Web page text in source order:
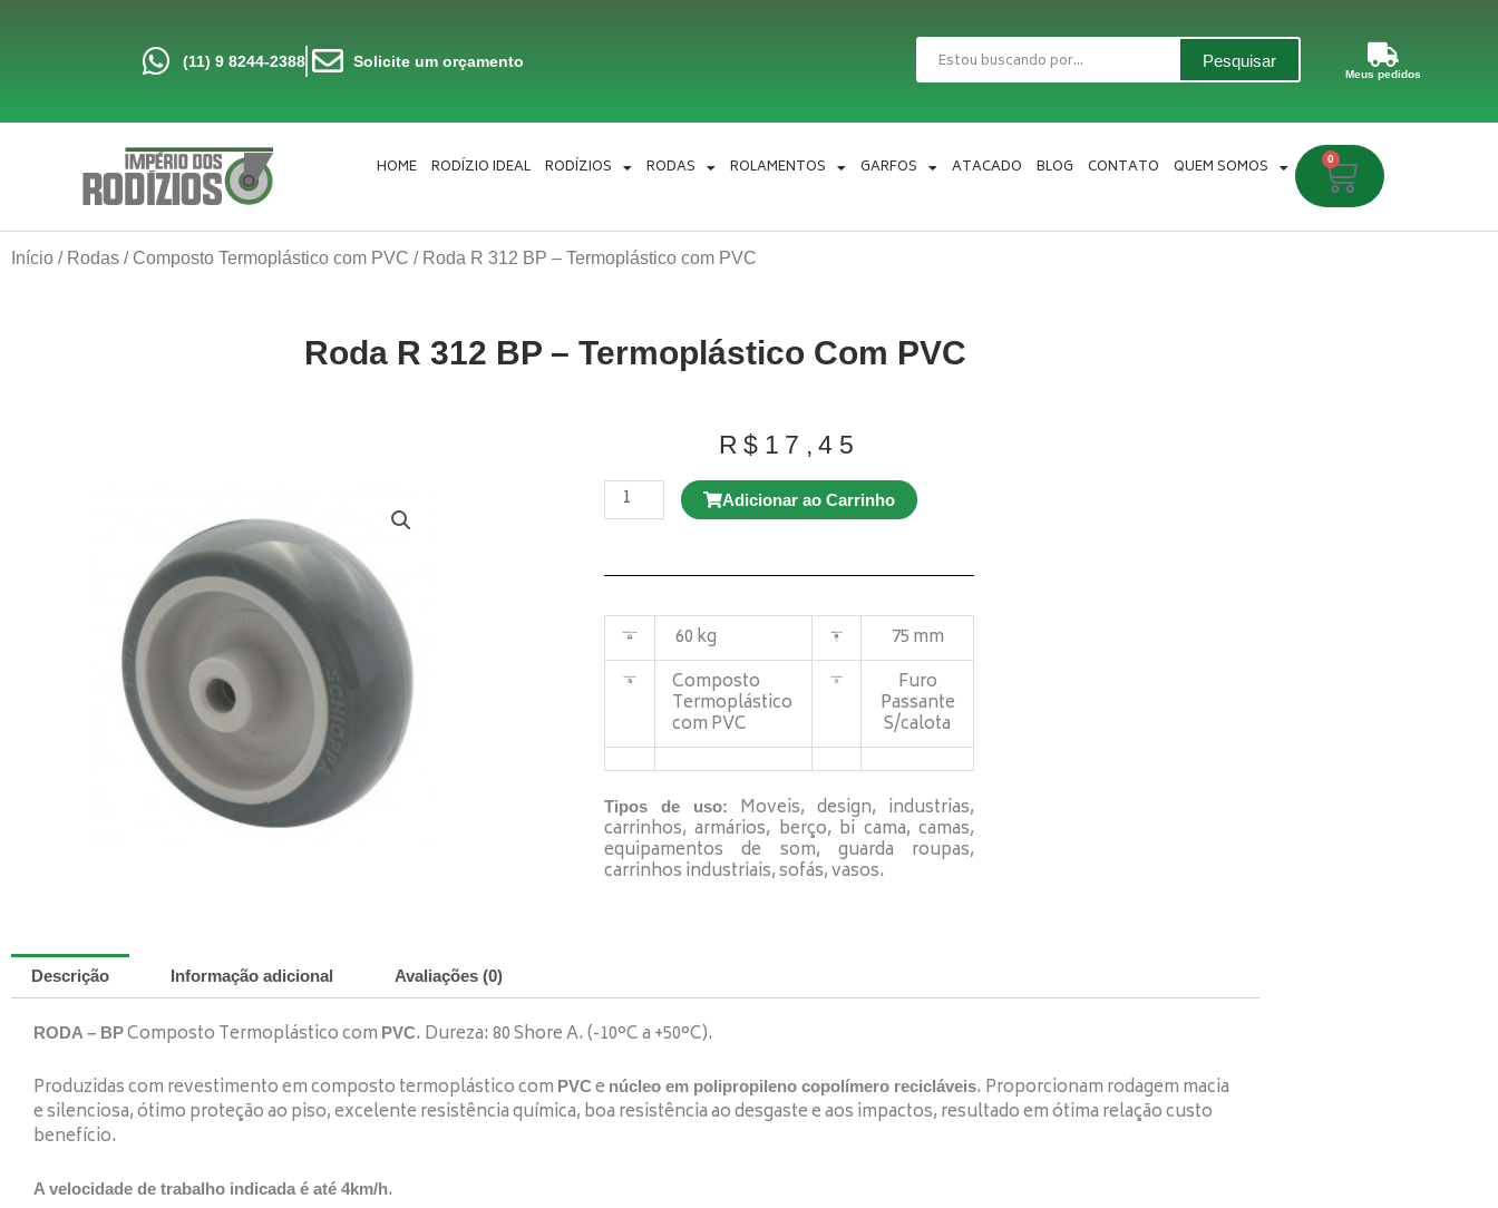
(11) 9 8244-2388 Solicite um orçamento
Pesquisar
Pesquisar
Meus pedidos
HOME RODÍZIO IDEAL RODÍZIOS RODAS ROLAMENTOS GARFOS ATACADO BLOG CONTATO QUEM SOMOS 0
Carrinho
Início / Rodas / Composto Termoplástico com PVC / Roda R 312 BP – Termoplástico com PVC
Roda R 312 BP – Termoplástico Com PVC
R$ 17,45
Rodízio
GMX
42
freio
Adicionar ao Carrinho
60 kg
75 mm
Composto
Termoplástico
com PVC
Furo
Passante
S/calota
Tipos de uso: Moveis, design, industrias,
carrinhos, armários, berço, bi cama, camas,
equipamentos de som, guarda roupas,
carrinhos industriais, sofás, vasos.
Descrição Informação adicional Avaliações (0)
RODA – BPComposto Termoplástico com PVC. Dureza: 80 Shore A. (-10°C a +50°C).
Produzidas com revestimento em composto termoplástico com PVC e núcleo em polipropileno copolímero recicláveis. Proporcionam rodagem macia
e silenciosa, ótimo proteção ao piso, excelente resistência química, boa resistência ao desgaste e aos impactos, resultado em ótima relação custo
benefício.
A velocidade de trabalho indicada é até 4km/h.